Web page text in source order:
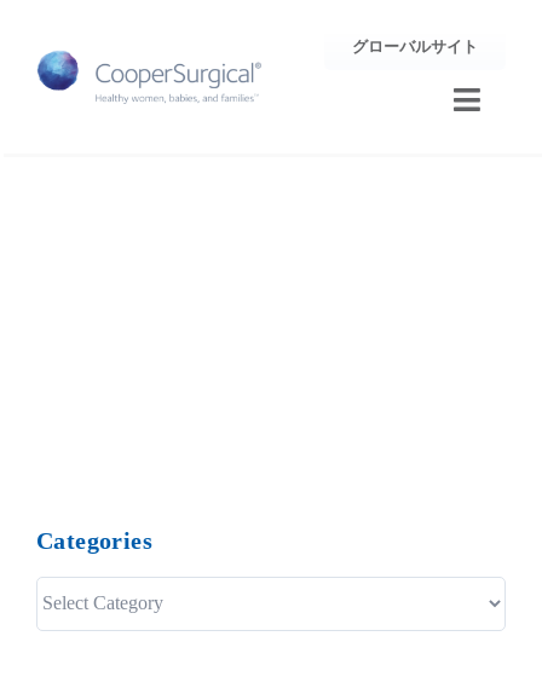
content
グローバルサイト
Toggle
Categories
Categories